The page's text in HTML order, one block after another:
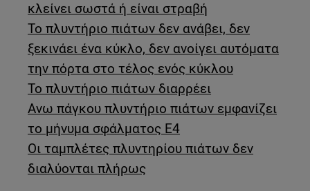
κλείνει σωστά ή είναι στραβή
Το πλυντήριο πιάτων δεν ανάβει, δεν
ξεκινάει ένα κύκλο, δεν ανοίγει αυτόματα
την πόρτα στο τέλος ενός κύκλου
Το πλυντήριο πιάτων διαρρέει
Ανω πάγκου πλυντήριο πιάτων εμφανίζει
το μήνυμα σφάλματος E4
Οι ταμπλέτες πλυντηρίου πιάτων δεν
διαλύονται πλήρως